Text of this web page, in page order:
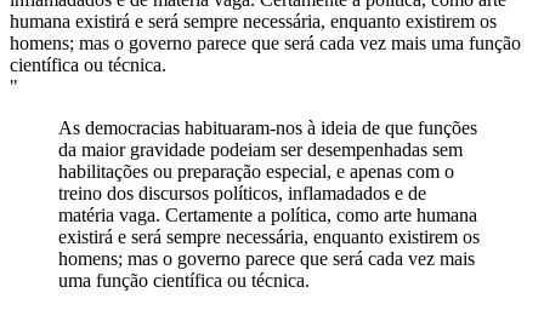
"
As democracias habituaram-nos à ideia de que funções
da maior gravidade podeiam ser desempenhadas sem
habilitações ou preparação especial, e apenas com o
treino dos discursos políticos, inflamadados e de
matéria vaga. Certamente a política, como arte humana
existirá e será sempre necessária, enquanto existirem os
homens; mas o governo parece que será cada vez mais
uma função científica ou técnica.